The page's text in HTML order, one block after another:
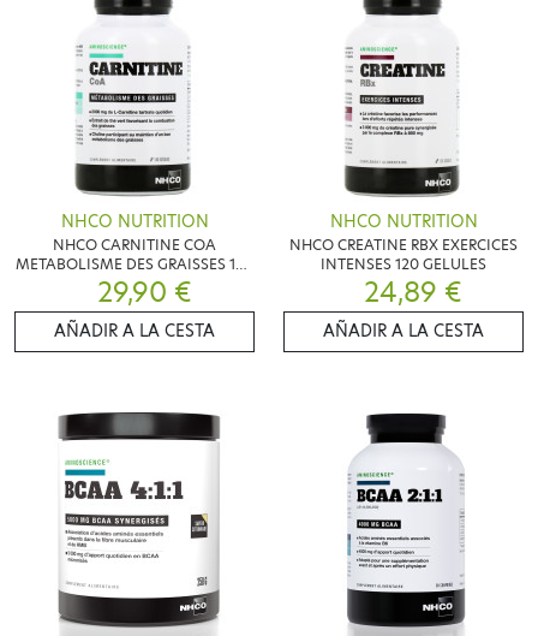
NHCO NUTRITION
NHCO CARNITINE COA
METABOLISME DES GRAISSES 100
GELULES
29,90 €
AÑADIR A LA CESTA
NHCO NUTRITION
NHCO CREATINE RBX EXERCICES
INTENSES 120 GELULES
24,89 €
AÑADIR A LA CESTA